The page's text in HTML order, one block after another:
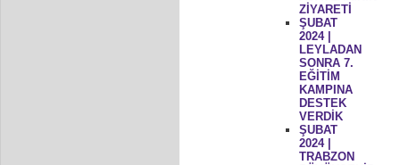
ZİYARETİ
ŞUBAT
2024 |
LEYLADAN
SONRA 7.
EĞİTİM
KAMPINA
DESTEK
VERDİK
ŞUBAT
2024 |
TRABZON